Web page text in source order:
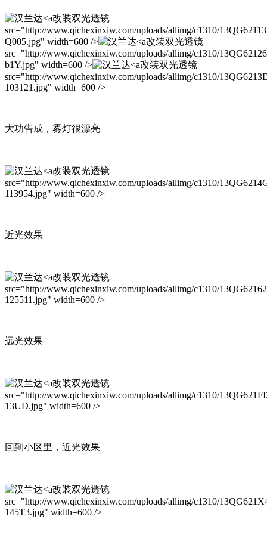
改装双光透镜
src="http://www.qichexinxiw.com/uploads/allimg/c1310/
Q005.jpg" width=600 />
改装双光透镜
src="http://www.qichexinxiw.com/uploads/allimg/c1310/
b1Y.jpg" width=600 />
改装双光透镜
src="http://www.qichexinxiw.com/uploads/allimg/c1310/
103121.jpg" width=600 />
大功告成，雾灯很漂亮
改装双光透镜
src="http://www.qichexinxiw.com/uploads/allimg/c1310/
113954.jpg" width=600 />
近光效果
改装双光透镜
src="http://www.qichexinxiw.com/uploads/allimg/c1310/
125511.jpg" width=600 />
远光效果
改装双光透镜
src="http://www.qichexinxiw.com/uploads/allimg/c1310/
13UD.jpg" width=600 />
回到小区里，近光效果
改装双光透镜
src="http://www.qichexinxiw.com/uploads/allimg/c1310/
145T3.jpg" width=600 />